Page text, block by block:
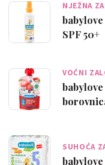
NJEŽNA
SPF 50+
VOĆNI
SUHOĆA